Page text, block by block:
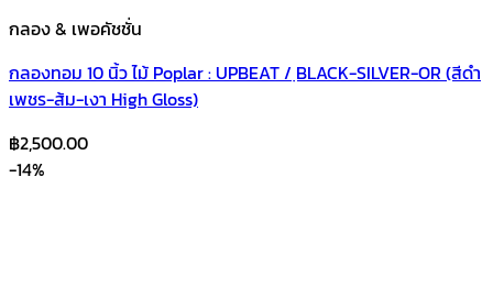
กลอง & เพอคัชชั่น
กลองทอม 10 นิ้ว ไม้ Poplar : UPBEAT / ฺBLACK-SILVER-OR (สีดำ
เพชร-ส้ม-เงา High Gloss)
฿2,500.00
-14%